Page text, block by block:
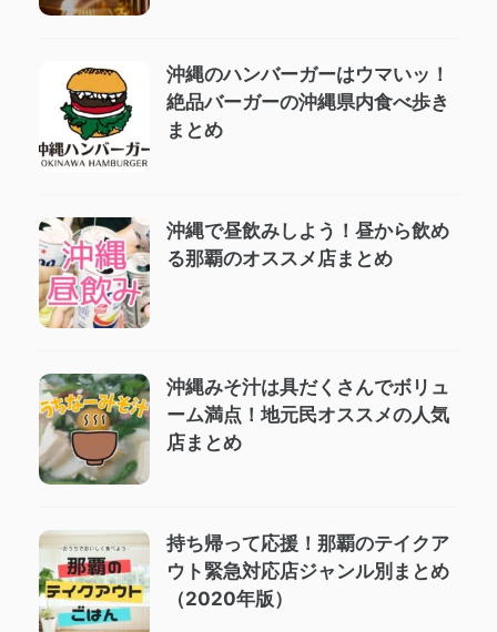
沖縄のハンバーガーはウマいッ！
絶品バーガーの沖縄県内食べ歩き
まとめ
沖縄で昼飲みしよう！昼から飲め
る那覇のオススメ店まとめ
沖縄みそ汁は具だくさんでボリュ
ーム満点！地元民オススメの人気
店まとめ
持ち帰って応援！那覇のテイクア
ウト緊急対応店ジャンル別まとめ
（2020年版）